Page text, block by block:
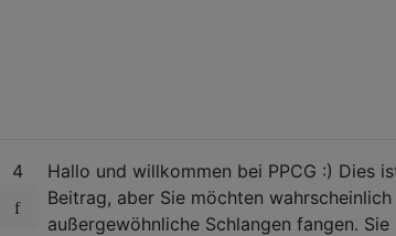
4
Hallo und willkommen bei PPCG :) Dies
Beitrag, aber Sie möchten
außergewöhnliche Schlangen fangen.